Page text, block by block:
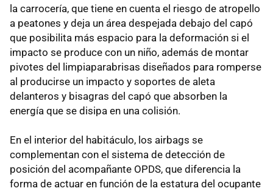
la carrocería, que tiene en cuenta el riesgo de atropello
a peatones y deja un área despejada debajo del capó
que posibilita más espacio para la deformación si el
impacto se produce con un niño, además de montar
pivotes del limpiaparabrisas diseñados para romperse
al producirse un impacto y soportes de aleta
delanteros y bisagras del capó que absorben la
energía que se disipa en una colisión.
En el interior del habitáculo, los airbags se
complementan con el sistema de detección de
posición del acompañante OPDS, que diferencia la
forma de actuar en función de la estatura del ocupante